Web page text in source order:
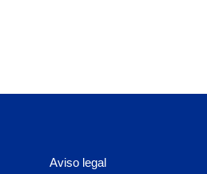
Aviso legal